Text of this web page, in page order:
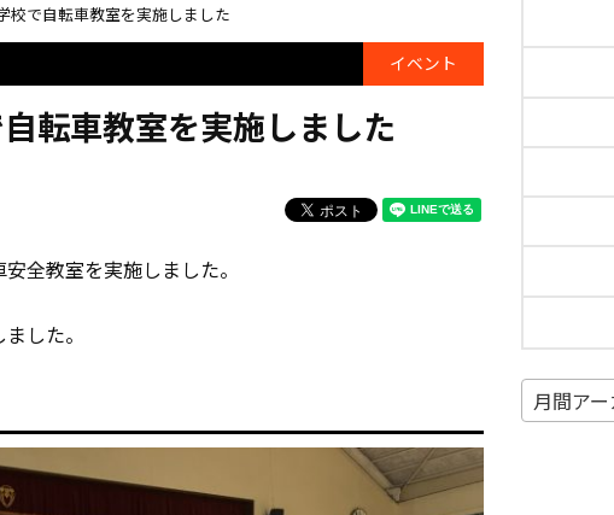
校で自転車教室を実施しました
イベント
転車教室を実施しました
全教室を実施しました。
した。